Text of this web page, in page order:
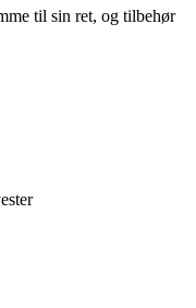
til sin ret, og tilbehør